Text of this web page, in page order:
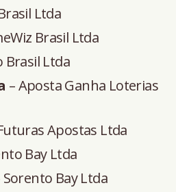
Ltda
Brasil Ltda
Brasil Ltda
– Aposta Ganha Loterias
Apostas Ltda
Bay Ltda
Bay Ltda